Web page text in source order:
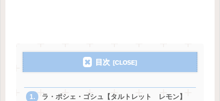
目次
ラ・ポシェ・ゴシュ【タルトレット レモン】